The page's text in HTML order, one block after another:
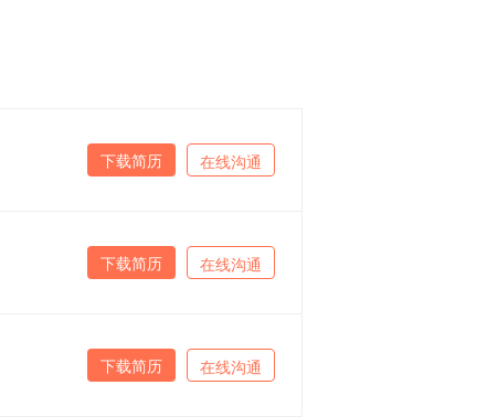
在线沟通
下载简历
在线沟通
下载简历
在线沟通
下载简历